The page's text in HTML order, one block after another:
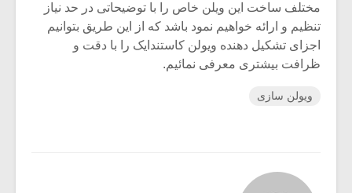
مختلف ساخت این ویلن خاص را با توضیحاتی در حد نیاز
تنظیم و ارائه خواهیم نمود باشد که از این طریق بتوانیم
اجزای تشکیل دهنده ویولن کاستندایک را با دقت و
ظرافت بیشتری معرفی نمائیم.
ویولن سازی